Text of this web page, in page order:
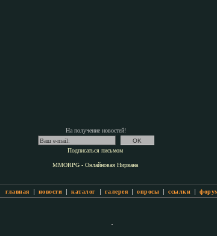
На получение новостей!
Подписаться письмом
MMORPG - Онлайновая Нирвана
главная | новости | каталог | галерея | опросы | ссылки |